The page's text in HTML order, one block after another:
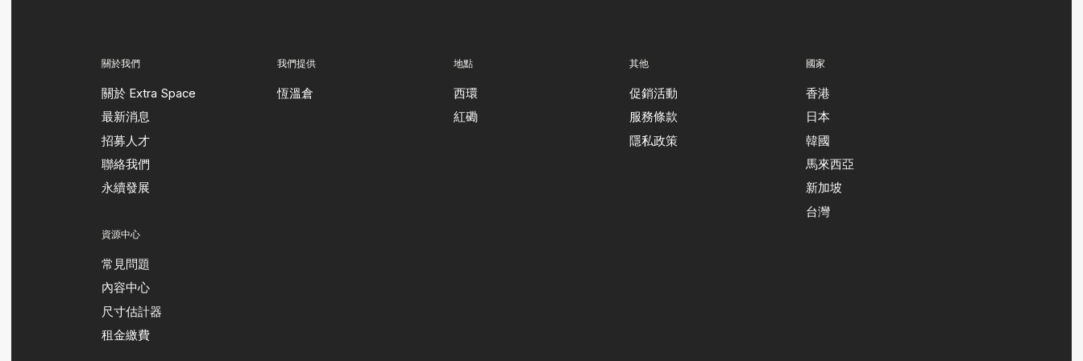
關於我們
關於 Extra Space
最新消息
招募人才
聯絡我們
永續發展
資源中心
常見問題
內容中心
尺寸估計器
租金繳費
我們提供
恆溫倉
地點
西環
紅磡
其他
促銷活動
服務條款
隱私政策
國家
香港
日本
韓國
馬來西亞
新加坡
台灣